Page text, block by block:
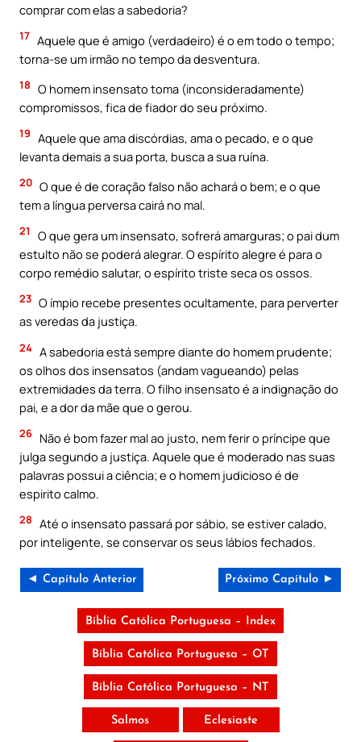
comprar com elas a sabedoria?
17 Aquele que é amigo (verdadeiro) é o em todo o tempo;
torna-se um irmão no tempo da desventura.
18 O homem insensato toma (inconsideradamente)
compromissos, fica de fiador do seu próximo.
19 Aquele que ama discórdias, ama o pecado, e o que
levanta demais a sua porta, busca a sua ruína.
20 O que é de coração falso não achará o bem; e o que
tem a língua perversa cairá no mal.
21
O que gera um insensato, sofrerá amarguras; o pai dum
estulto não se poderá alegrar. O espírito alegre é para o
corpo remédio salutar, o espírito triste seca os ossos.
23 O ímpio recebe presentes ocultamente, para perverter
as veredas da justiça.
24 A sabedoria está sempre diante do homem prudente;
os olhos dos insensatos (andam vagueando) pelas
extremidades da terra. O filho insensato é a indignação do
pai, e a dor da mãe que o gerou.
26 Não é bom fazer mal ao justo, nem ferir o príncipe que
julga segundo a justiça. Aquele que é moderado nas suas
palavras possui a ciência; e o homem judicioso é de
espirito calmo.
28 Até o insensato passará por sábio, se estiver calado,
por inteligente, se conservar os seus lábios fechados.
◄ Capítulo Anterior Próximo Capítulo ►
Bíblia Católica Portuguesa – Index
Bíblia Católica Portuguesa – OT
Bíblia Católica Portuguesa – NT
Salmos Eclesiaste